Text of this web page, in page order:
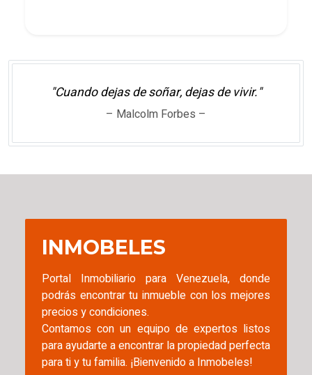
"Cuando dejas de soñar, dejas de vivir."
– Malcolm Forbes –
INMOBELES
Portal Inmobiliario para Venezuela, donde
podrás encontrar tu inmueble con los mejores
precios y condiciones.
Contamos con un equipo de expertos listos
para ayudarte a encontrar la propiedad perfecta
para ti y tu familia. ¡Bienvenido a Inmobeles!